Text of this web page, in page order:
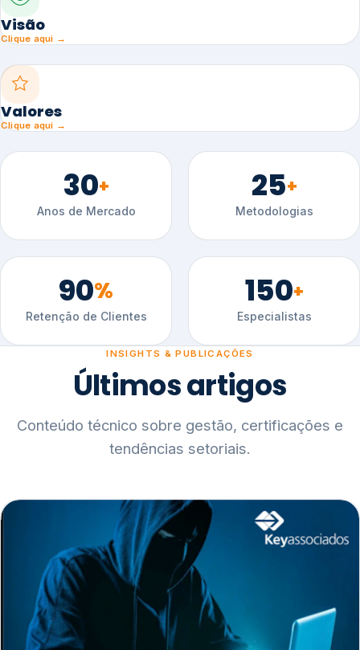
Visão
Clique aqui →
Valores
Clique aqui →
30+
Anos de Mercado
25+
Metodologias
90%
Retenção de Clientes
150+
Especialistas
INSIGHTS & PUBLICAÇÕES
Últimos artigos
Conteúdo técnico sobre gestão, certificações e
tendências setoriais.